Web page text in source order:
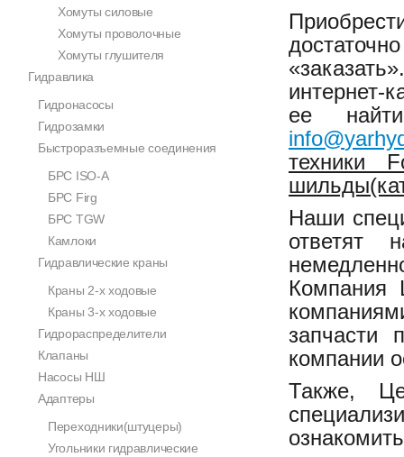
«заказать
интернет-
ее
info@
техники
Наши
ответят
Компания
запчасти
компании
Также,
Хомуты силовые
Хомуты проволочные
Хомуты глушителя
Гидравлика
Гидронасосы
Гидрозамки
Быстроразъемные соединения
БРС ISO-A
БРС Firg
БРС TGW
Камлоки
Гидравлические краны
Краны 2-х ходовые
Краны 3-х ходовые
Гидрораспределители
Клапаны
Насосы НШ
Адаптеры
Переходники(штуцеры)
Угольники гидравлические